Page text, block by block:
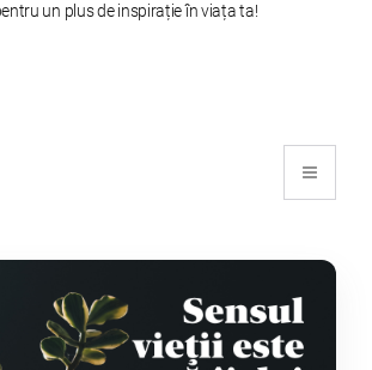
un plus de inspirație în viața ta!